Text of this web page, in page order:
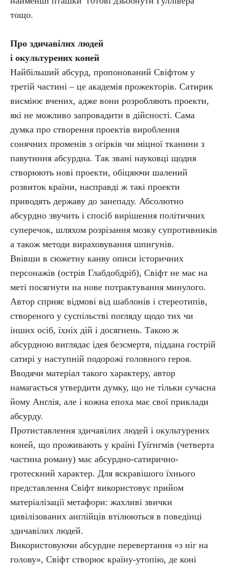
тощо.
Про здичавілих людей
і окультурених коней
Найбільший абсурд, пропонований Свіфтом у
третій частині – це академія прожекторів. Сатирик
висміює вчених, адже вони розробляють проекти,
які не можливо запровадити в дійсності. Сама
думка про створення проектів вироблення
сонячних променів з огірків чи міцної тканини з
павутиння абсурдна. Так звані науковці щодня
створюють нові проекти, обіцяючи шалений
розвиток країни, насправді ж такі проекти
приводять державу до занепаду. Абсолютно
абсурдно звучить і спосіб вирішення політичних
суперечок, шляхом розрізання мозку супротивників
а також методи вираховування шпигунів.
Ввівши в сюжетну канву описи історичних
персонажів (острів Глабдобдріб), Свіфт не має на
меті посягнути на нове потрактування минулого.
Автор сприяє відмові від шаблонів і стереотипів,
створеного у суспільстві погляду щодо тих чи
інших осіб, їхніх дій і досягнень. Такою ж
абсурдною виглядає ідея безсмертя, піддана гострій
сатирі у наступній подорожі головного героя.
Вводячи матеріал такого характеру, автор
намагається утвердити думку, що не тільки сучасна
йому Англія, але і кожна епоха має свої приклади
абсурду.
Протиставлення здичавілих людей і окультурених
коней, що проживають у країні Гуїгнгмів (четверта
частина роману) має абсурдно-сатирично-
гротескний характер. Для яскравішого їхнього
представлення Свіфт використовує прийом
матеріалізації метафори: жахливі звички
цивілізованих англійців втілюються в поведінці
здичавілих людей.
Використовуючи абсурдне перевертання «з ніг на
голову», Свіфт створює країну-утопію, де коні